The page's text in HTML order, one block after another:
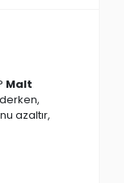
Malt
azaltır,